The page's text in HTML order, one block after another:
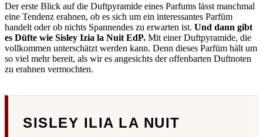
Der erste Blick auf die Duftpyramide eines Parfums lässt manchmal
eine Tendenz erahnen, ob es sich um ein interessantes Parfüm
handelt oder ob nichts Spannendes zu erwarten ist. Und dann gibt
es Düfte wie Sisley Izia la Nuit EdP. Mit einer Duftpyramide, die
vollkommen unterschätzt werden kann. Denn dieses Parfüm hält um
so viel mehr bereit, als wir es angesichts der offenbarten Duftnoten
zu erahnen vermochten.
SISLEY ILIA LA NUIT